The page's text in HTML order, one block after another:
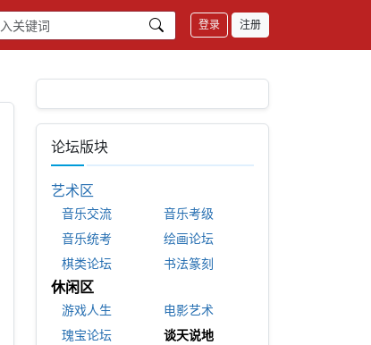
登录 注册
论坛版块
艺术区
音乐交流
音乐考级
音乐统考
绘画论坛
棋类论坛
书法篆刻
休闲区
游戏人生
电影艺术
瑰宝论坛
谈天说地